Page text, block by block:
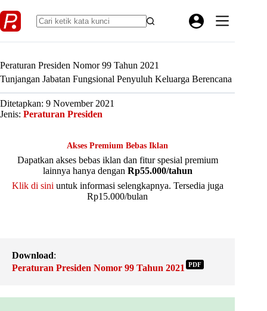
to
content
Peraturan Presiden Nomor 99 Tahun 2021
Tunjangan Jabatan Fungsional Penyuluh Keluarga Berencana
Ditetapkan: 9 November 2021
Jenis: Peraturan Presiden
Akses Premium Bebas Iklan
Dapatkan akses bebas iklan dan fitur spesial premium
lainnya hanya dengan Rp55.000/tahun
Klik di sini untuk informasi selengkapnya. Tersedia juga
Rp15.000/bulan
Download:
Peraturan Presiden Nomor 99 Tahun 2021
PDF